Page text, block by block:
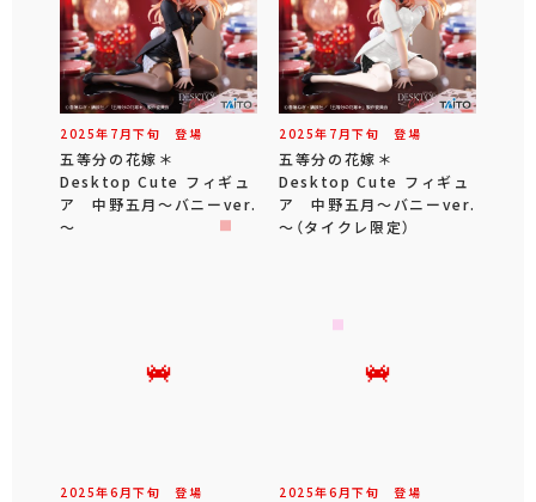
2025年 7 月下旬 登場
五等分の花嫁＊
Desktop Cute フィギュ
ア 中野五月～バニーver.
～
2025年 7 月下旬 登場
五等分の花嫁＊
Desktop Cute フィギュ
ア 中野五月～バニーver.
～（タイクレ限定）
2025年6 月下旬 登場 2025年6 月下旬 登場